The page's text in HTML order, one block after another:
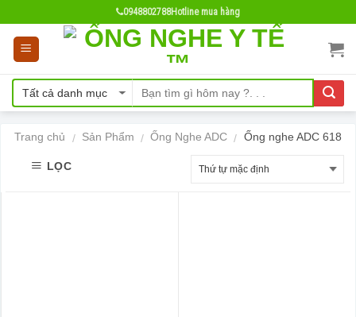
content
0948802788Hotline mua hàng
Trang chủ / Sản Phẩm / Ống Nghe ADC / Ống nghe ADC 618
LỌC